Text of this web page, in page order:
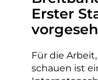
Erster
Für die
schauen ist